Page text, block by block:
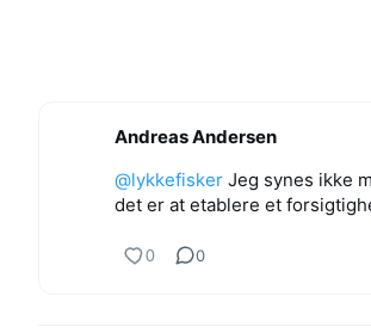
Andreas Andersen
@lykkefisker Jeg synes ikke
det er at etablere et
0 0